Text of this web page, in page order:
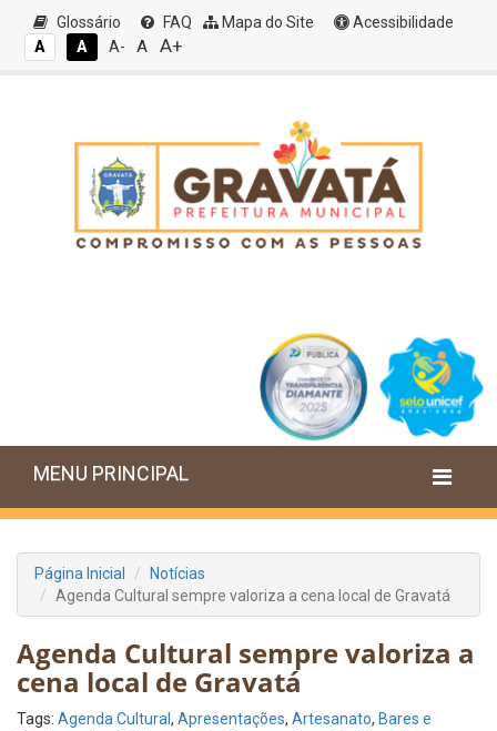
Glossário FAQ Mapa do Site
Acessibilidade
A
A A- A A+
MENU PRINCIPAL
Página Inicial
Notícias
Agenda Cultural sempre valoriza a cena local de Gravatá
Agenda Cultural sempre valoriza a
cena local de Gravatá
Tags: Agenda Cultural , Apresentações, Artesanato, Bares e